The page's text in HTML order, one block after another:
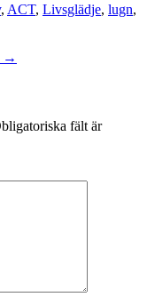
, ACT, Livsglädje, lugn,
→
fält är